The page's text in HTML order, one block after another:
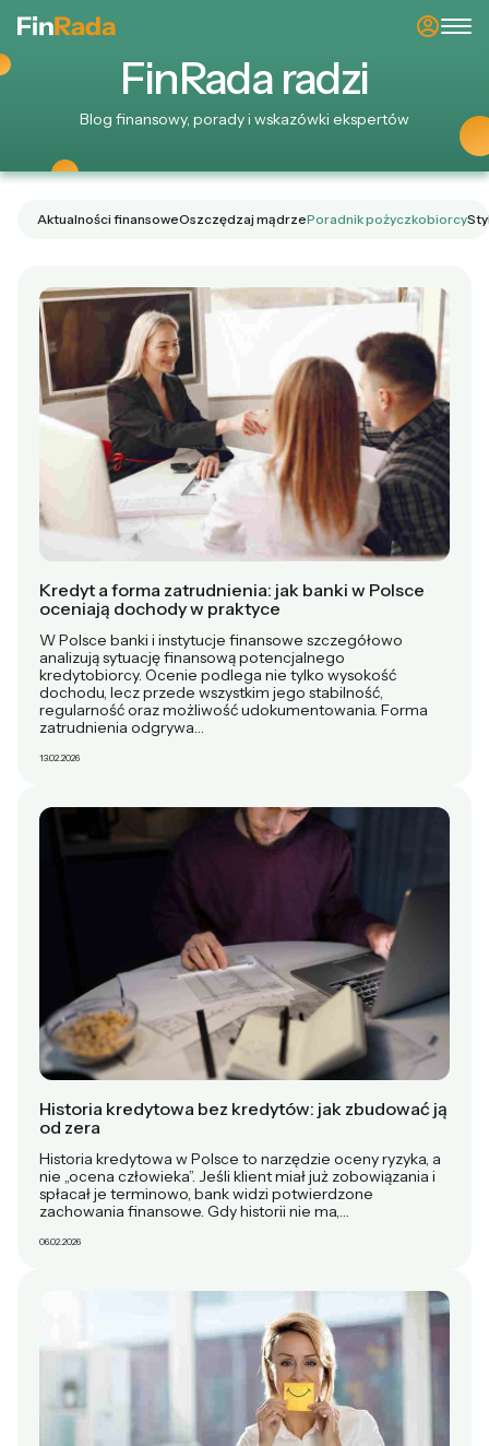
FinRada radzi
Blog finansowy, porady i wskazówki ekspertów
Aktualności finansoweOszczędzaj mądrzePoradnik pożyczkobiorcy
Kredyt a forma zatrudnienia: jak banki w Polsce
oceniają dochody w praktyce
W Polsce banki i instytucje finansowe szczegółowo
analizują sytuację finansową potencjalnego
kredytobiorcy. Ocenie podlega nie tylko wysokość
dochodu, lecz przede wszystkim jego stabilność,
regularność oraz możliwość udokumentowania. Forma
zatrudnienia odgrywa…
13.02.2026
Historia kredytowa bez kredytów: jak zbudować ją
od zera
Historia kredytowa w Polsce to narzędzie oceny ryzyka, a
nie „ocena człowieka”. Jeśli klient miał już zobowiązania i
spłacał je terminowo, bank widzi potwierdzone
zachowania finansowe. Gdy historii nie ma,…
06.02.2026